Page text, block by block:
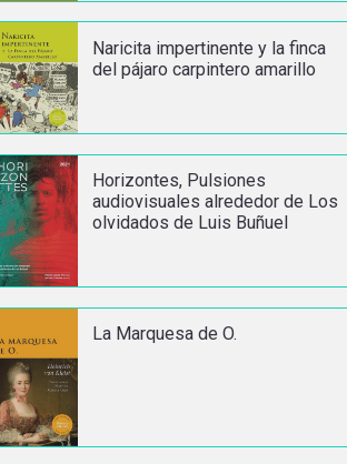
Naricita impertinente y la finca
del pájaro carpintero amarillo
Horizontes, Pulsiones
audiovisuales alrededor de Los
olvidados de Luis Buñuel
La Marquesa de O.